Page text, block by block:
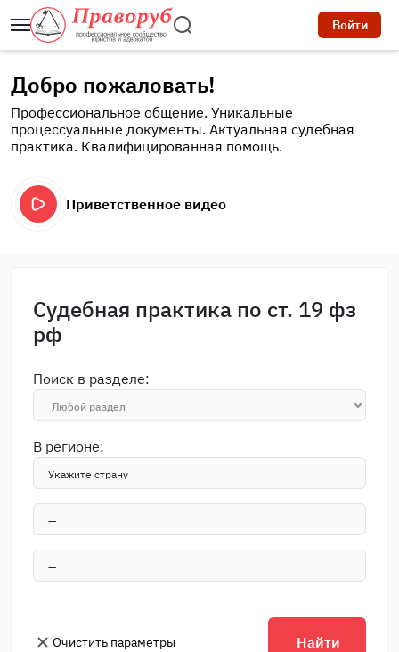
Войти
Добро пожаловать!
Профессиональное общение. Уникальные
процессуальные документы. Актуальная судебная
практика. Квалифицированная помощь.
Приветственное видео
Судебная практика по ст. 19 фз
рф
Поиск в разделе:
В регионе:
Очистить параметры Найти